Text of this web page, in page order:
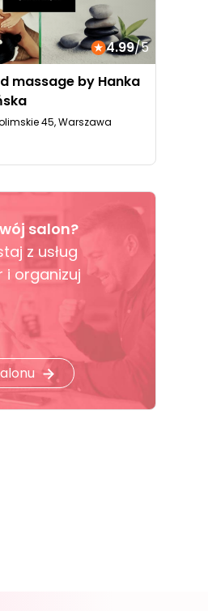
4.99/5
massage by Hanka
45, Warszawa
salon?
z usług
i organizuj